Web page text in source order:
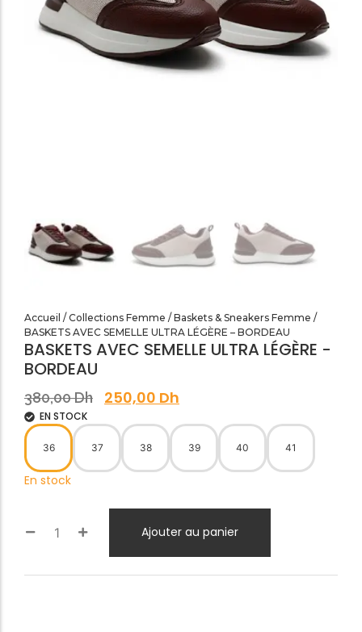
SANDALES PLATES & MEDICALES FEMME
SANDALES SOIRÉES FEMME
Accueil / Collections Femme / Baskets & Sneakers Femme /
BASKETS AVEC SEMELLE ULTRA LÉGÈRE – BORDEAU
BASKETS AVEC SEMELLE ULTRA LÉGÈRE -
BORDEAU
380,00Dh 250,00 Dh
EN STOCK
36 37 38 39 40 41
En stock
Ajouter au panier